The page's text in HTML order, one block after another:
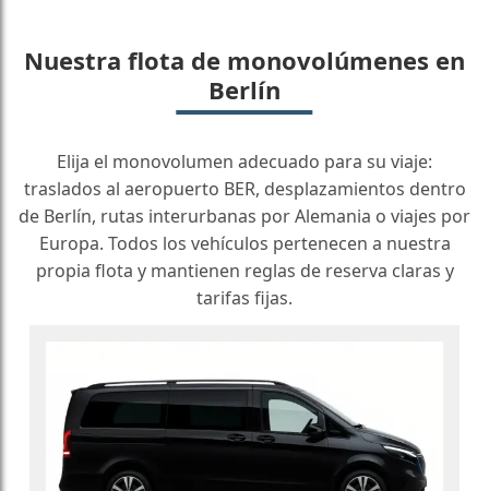
Nuestra flota de monovolúmenes en
Berlín
Elija el monovolumen adecuado para su viaje:
traslados al aeropuerto BER, desplazamientos dentro
de Berlín, rutas interurbanas por Alemania o viajes por
Europa. Todos los vehículos pertenecen a nuestra
propia flota y mantienen reglas de reserva claras y
tarifas fijas.